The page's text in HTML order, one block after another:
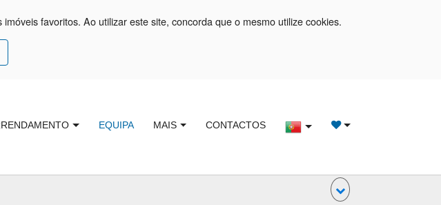
favoritos. Ao utilizar este site, concorda que o mesmo utilize cookies.
EQUIPA MAIS CONTACTOS